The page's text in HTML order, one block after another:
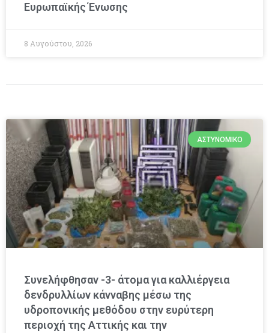
Ευρωπαϊκής Ένωσης
8 Αυγούστου, 2026
ΑΣΤΥΝΟΜΙΚΌ
Συνελήφθησαν -3- άτομα για καλλιέργεια
δενδρυλλίων κάνναβης μέσω της
υδροπονικής μεθόδου στην ευρύτερη
περιοχή της Αττικής και την